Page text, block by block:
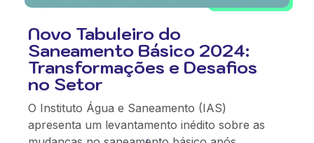
Novo Tabuleiro do
Saneamento Básico 2024:
Transformações e Desafios
no Setor
O Instituto Água e Saneamento (IAS)
apresenta um levantamento inédito sobre as